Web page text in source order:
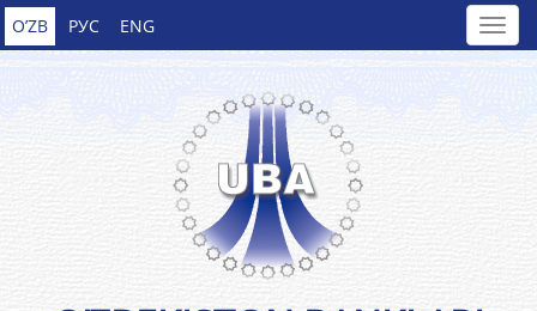
O’ZB РУС ENG